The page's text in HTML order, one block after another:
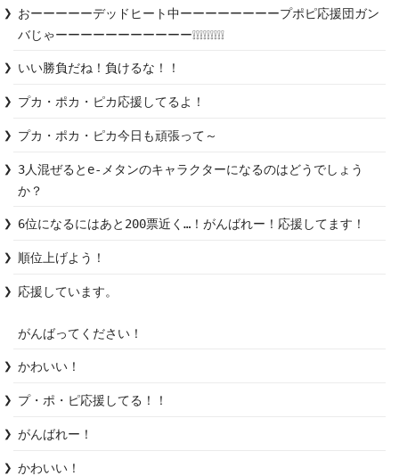
おーーーーーデッドヒート中ーーーーーーーープポピ応援団ガン
バじゃーーーーーーーーーーー❕❕❕❕❕❕❕❕❕
いい勝負だね！負けるな！！
プカ・ポカ・ピカ応援してるよ！
プカ・ポカ・ピカ今日も頑張って～
3人混ぜるとe-メタンのキャラクターになるのはどうでしょう
か？
6位になるにはあと200票近く…！がんばれー！応援してます！
順位上げよう！
応援しています。
がんばってください！
かわいい！
プ・ポ・ピ応援してる！！
がんばれー！
かわいい！